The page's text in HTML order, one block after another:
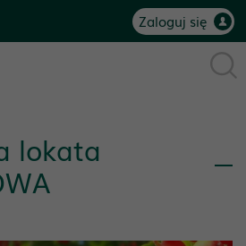
Zaloguj się
lokata